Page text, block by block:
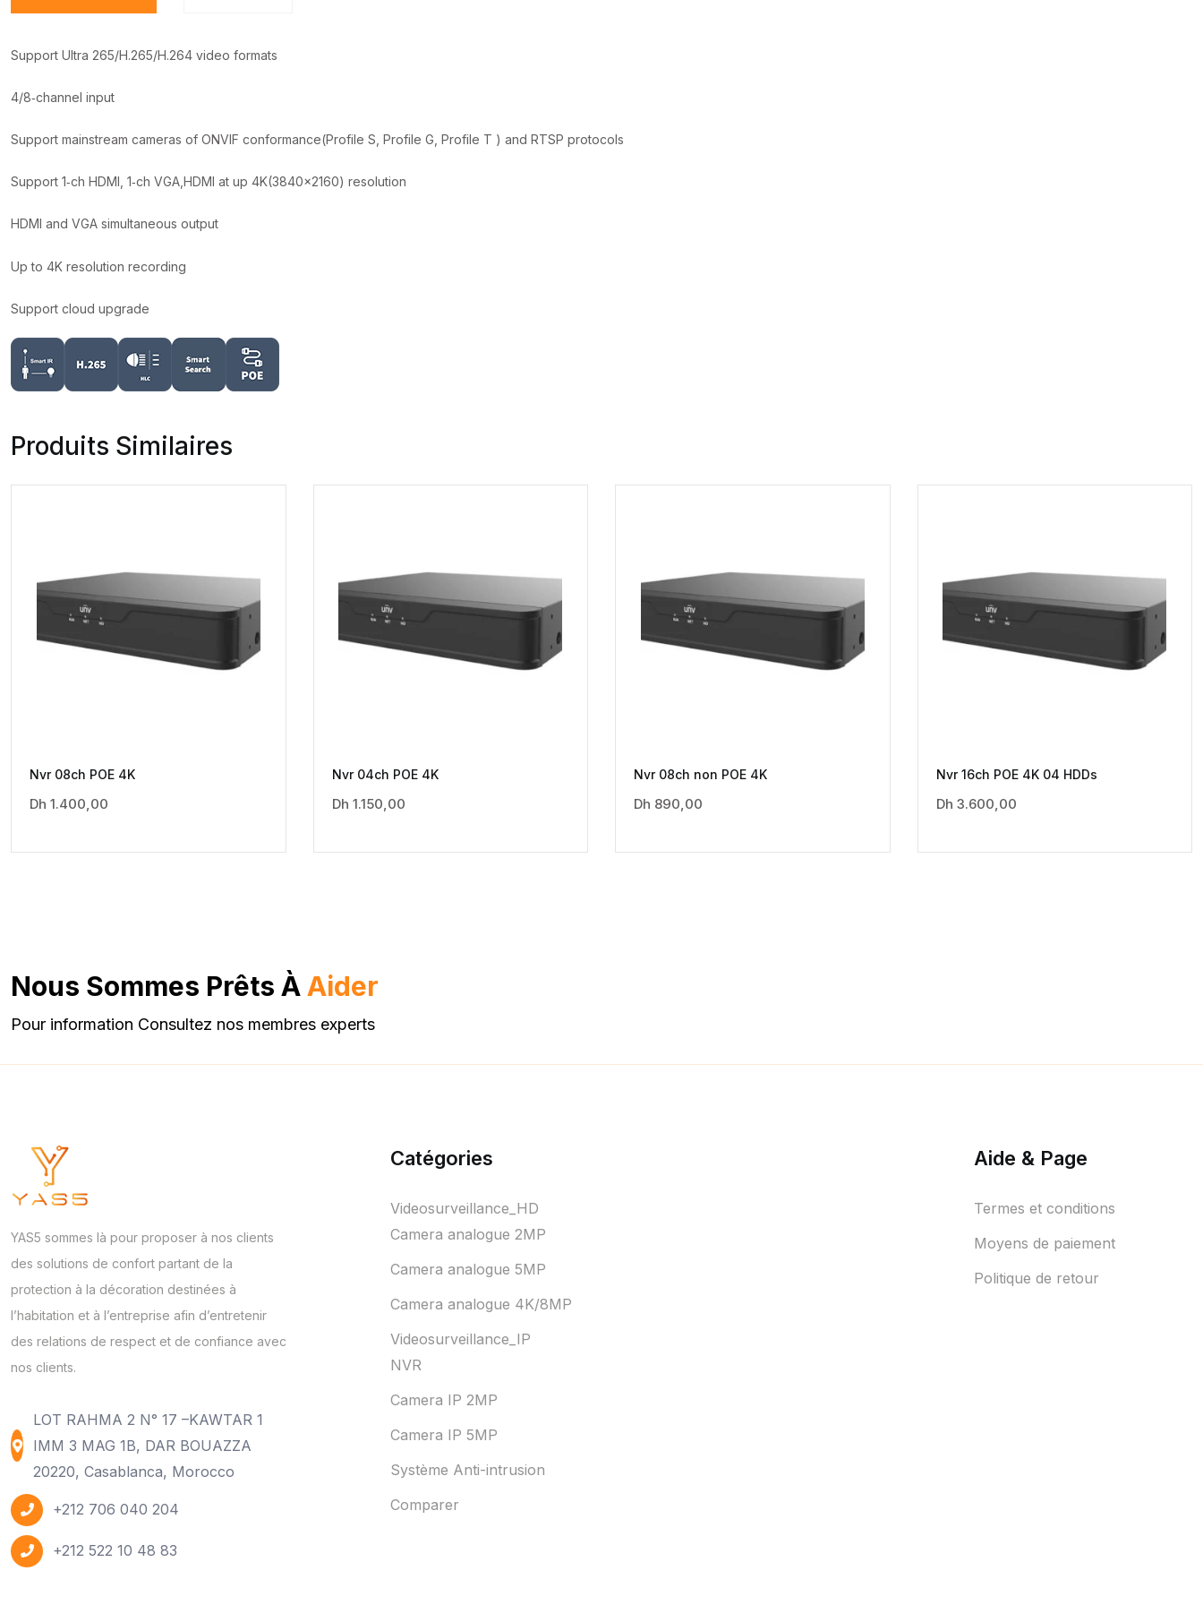
Support Ultra 265/H.265/H.264 video formats
4/8‑channel input
Support mainstream cameras of ONVIF conformance(Profile S, Profile G, Profile T ) and RTSP protocols
Support 1‑ch HDMI, 1‑ch VGA,HDMI at up 4K(3840×2160) resolution
HDMI and VGA simultaneous output
Up to 4K resolution recording
Support cloud upgrade
Produits Similaires
Nvr 08ch POE 4K
Dh 1.400,00
Nvr 04ch POE 4K
Dh 1.150,00
Nvr 08ch non POE 4K
Dh 890,00
Nvr 16ch POE 4K 04 HDDs
Dh 3.600,00
Nous Sommes Prêts ÀAider
Pour information Consultez nos membres experts
YAS5 sommes là pour proposer à nos clients
des solutions de confort partant de la
protection à la décoration destinées à
l’habitation et à l’entreprise afin d’entretenir
des relations de respect et de confiance avec
nos clients.
LOT RAHMA 2 N° 17 –KAWTAR 1
IMM 3 MAG 1B, DAR BOUAZZA
20220, Casablanca, Morocco
+212 706 040 204
+212 522 10 48 83
Catégories
Videosurveillance_HD
Camera analogue 2MP
Camera analogue 5MP
Camera analogue 4K/8MP
Videosurveillance_IP
NVR
Camera IP 2MP
Camera IP 5MP
Système Anti-intrusion
Comparer
Aide & Page
Termes et conditions
Moyens de paiement
Politique de retour